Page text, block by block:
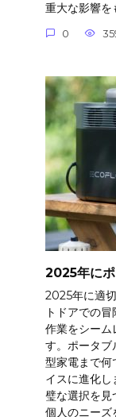
重大な影響を
0
2025年に
2025年に適
トドアでの
作業をシーム
す。ポータブ
型家電まで何
イスに進化
璧な選択を見
個人のニーズ